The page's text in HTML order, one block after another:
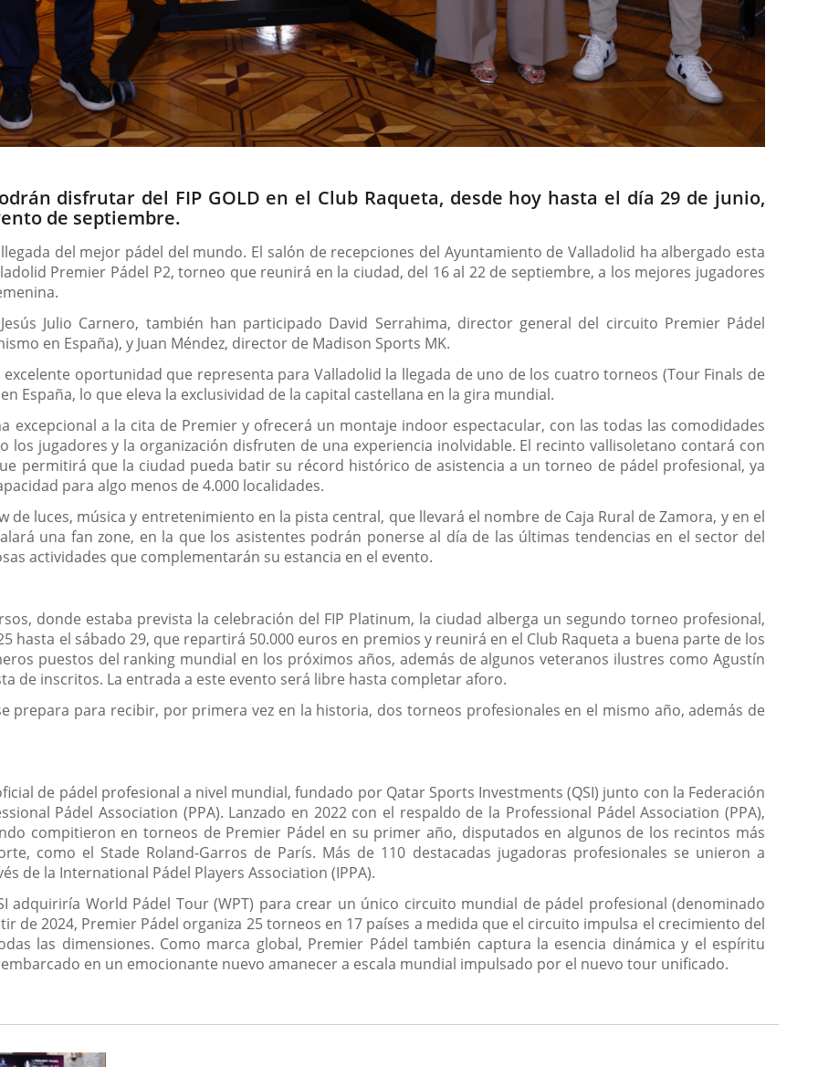
disfrutar del FIP GOLD en el Club Raqueta, desde hoy hasta el día 29 de junio,
de septiembre.
del mejor pádel del mundo. El salón de recepciones del Ayuntamiento de Valladolid ha albergado esta
Premier Pádel P2, torneo que reunirá en la ciudad, del 16 al 22 de septiembre, a los mejores jugadores
Julio Carnero, también han participado David Serrahima, director general del circuito Premier Pádel
en España), y Juan Méndez, director de Madison Sports MK.
oportunidad que representa para Valladolid la llegada de uno de los cuatro torneos (Tour Finals de
España, lo que eleva la exclusividad de la capital castellana en la gira mundial.
excepcional a la cita de Premier y ofrecerá un montaje indoor espectacular, con las todas las comodidades
los jugadores y la organización disfruten de una experiencia inolvidable. El recinto vallisoletano contará con
permitirá que la ciudad pueda batir su récord histórico de asistencia a un torneo de pádel profesional, ya
para algo menos de 4.000 localidades.
luces, música y entretenimiento en la pista central, que llevará el nombre de Caja Rural de Zamora, y en el
una fan zone, en la que los asistentes podrán ponerse al día de las últimas tendencias en el sector del
actividades que complementarán su estancia en el evento.
donde estaba prevista la celebración del FIP Platinum, la ciudad alberga un segundo torneo profesional,
hasta el sábado 29, que repartirá 50.000 euros en premios y reunirá en el Club Raqueta a buena parte de los
puestos del ranking mundial en los próximos años, además de algunos veteranos ilustres como Agustín
de inscritos. La entrada a este evento será libre hasta completar aforo.
prepara para recibir, por primera vez en la historia, dos torneos profesionales en el mismo año, además de
de pádel profesional a nivel mundial, fundado por Qatar Sports Investments (QSI) junto con la Federación
Pádel Association (PPA). Lanzado en 2022 con el respaldo de la Professional Pádel Association (PPA),
compitieron en torneos de Premier Pádel en su primer año, disputados en algunos de los recintos más
como el Stade Roland-Garros de París. Más de 110 destacadas jugadoras profesionales se unieron a
de la International Pádel Players Association (IPPA).
adquiriría World Pádel Tour (WPT) para crear un único circuito mundial de pádel profesional (denominado
de 2024, Premier Pádel organiza 25 torneos en 17 países a medida que el circuito impulsa el crecimiento del
las dimensiones. Como marca global, Premier Pádel también captura la esencia dinámica y el espíritu
en un emocionante nuevo amanecer a escala mundial impulsado por el nuevo tour unificado.